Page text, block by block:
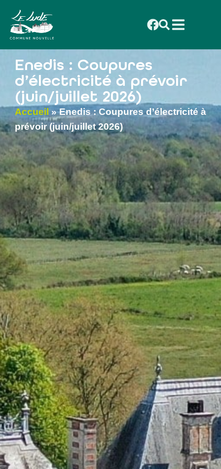
principal
Enedis : Coupures
d’électricité à prévoir
(juin/juillet 2026)
Accueil »Enedis : Coupures d’électricité à
prévoir (juin/juillet 2026)